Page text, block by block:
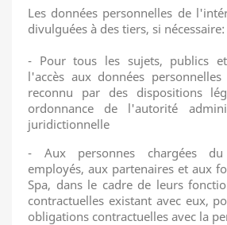
Les données personnelles de
divulguées à des tiers, si nécessaire:
- Pour tous les sujets, publics
l'accès aux données
reconnu par des dispositions
ordonnance de l'autorité
juridictionnelle
- Aux personnes chargées
employés, aux partenaires et aux
Spa, dans le cadre de leurs
contractuelles existant avec eux,
obligations contractuelles avec la